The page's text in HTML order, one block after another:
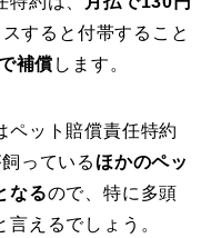
すると付帯すること
補償 します。
ペット賠償責任特約
っている ほかのペッ
なるので、特に多頭
えるでしょう。